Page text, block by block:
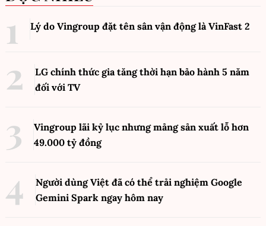
Lý do Vingroup đặt tên sân vận động là VinFast 2
LG chính thức gia tăng thời hạn bảo hành 5 năm
đối với TV
Vingroup lãi kỷ lục nhưng mảng sản xuất lỗ hơn
49.000 tỷ đồng
Người dùng Việt đã có thể trải nghiệm Google
Gemini Spark ngay hôm nay